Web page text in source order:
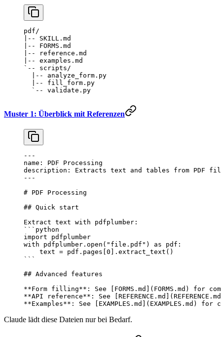
pdf/
|-- SKILL.md
|-- FORMS.md
|-- reference.md
|-- examples.md
`-- scripts/
  |-- analyze_form.py
  |-- fill_form.py
  `-- validate.py
Muster 1: Überblick mit Referenzen
---
name: PDF Processing
description: Extracts text and tables from PDF
---
# PDF Processing
## Quick start
Extract text with pdfplumber:
```python
import pdfplumber
with pdfplumber.open( "file.pdf" ) as pdf:
    text
= pdf.pages[ 0 ].extract_text()
```
## Advanced features
**Form filling** : See [ FORMS.md ]( FORMS.md ) for
**API reference** : See [ REFERENCE.md ]( REFERENCE.md
**Examples** : See [ EXAMPLES.md ]( EXAMPLES.md ) for
Claude lädt diese Dateien nur bei Bedarf.